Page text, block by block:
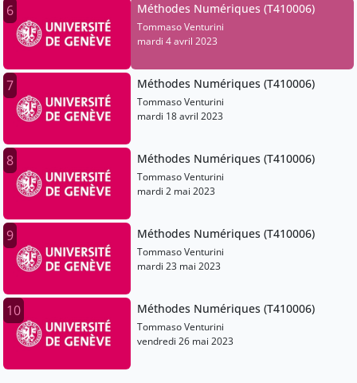
6 Méthodes Numériques (T410006)
Tommaso Venturini
mardi 4 avril 2023
7 Méthodes Numériques (T410006)
Tommaso Venturini
mardi 18 avril 2023
8 Méthodes Numériques (T410006)
Tommaso Venturini
mardi 2 mai 2023
9 Méthodes Numériques (T410006)
Tommaso Venturini
mardi 23 mai 2023
10 Méthodes Numériques (T410006)
Tommaso Venturini
vendredi 26 mai 2023